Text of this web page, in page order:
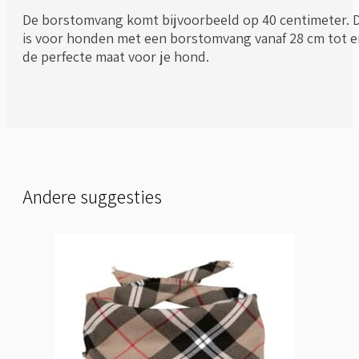
De borstomvang komt bijvoorbeeld op 40
is voor honden met een borstomvang vanaf 28 cm
de perfecte maat voor je hond.
Andere suggesties